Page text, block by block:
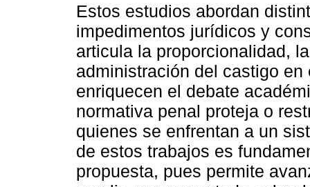
Estos estudios abordan
impedimentos jurídicos y
articula la proporcionalidad,
administración del castigo
enriquecen el debate
normativa penal proteja o
quienes se enfrentan a un
de estos trabajos es
propuesta, pues permite